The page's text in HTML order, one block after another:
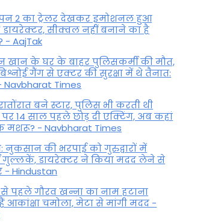
2 का ट्रेलर देखकर इमोशनल हुआ
डायरेक्टर, सीक्वल नहीं बनाने का है
- AajTak
खान के घर के बाहर पुलिसकर्मी की मौत,
गैंग से एक्टर की सुरक्षा में थे तैनात:
- Navbharat Times
बने स्टार, पुलिस भी करती थी
14 साल पहले छोड़ दी एक्टिंग, अब कहां
मशरू? - Navbharat Times
की भरपाई को गुरुद्वारों में
गुल्लकें, डायरेक्टर ने किया मदद लेने से
- Hindustan
पहले गौरव खन्ना का नाम हटाना
आकांक्षा चमोला, मेटा से मांगी मदद -